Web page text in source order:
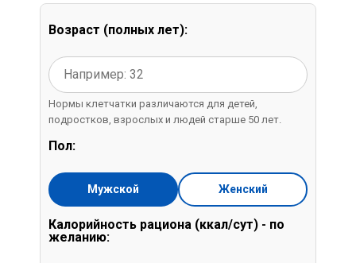
Возраст (полных лет):
Нормы клетчатки различаются для детей,
подростков, взрослых и людей старше 50 лет.
Пол:
Мужской Женский
Калорийность рациона (ккал/сут) - по
желанию: